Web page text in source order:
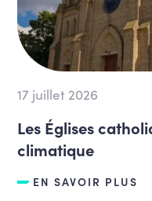
17 juillet 2026
Les Églises
climatique
EN SAVOIR PLUS